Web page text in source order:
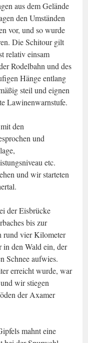
aus dem Gelände
den Umständen
vor, und so wurde
Die Schitour gilt
relativ einsam
Rodelbahn und des
Hänge entlang
steil und eignen
Lawinenwarnstufe.
den
und
etc.
und wir starteten
der Eisbrücke
bis zur
rund vier Kilometer
in den Wald ein, der
Schnee aufwies.
erreicht wurde, war
wir stiegen
der Axamer
mahnt eine